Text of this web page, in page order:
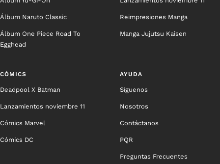
Álbum Naruto Classic
Álbum One Piece Road To
Egghead
Reimpresiones Manga
Manga Jujutsu Kaisen
CÓMICS
Deadpool X Batman
Lanzamientos noviembre 11
Cómics Marvel
Cómics DC
AYUDA
Síguenos
Nosotros
Contáctanos
PQR
Preguntas Frecuentes